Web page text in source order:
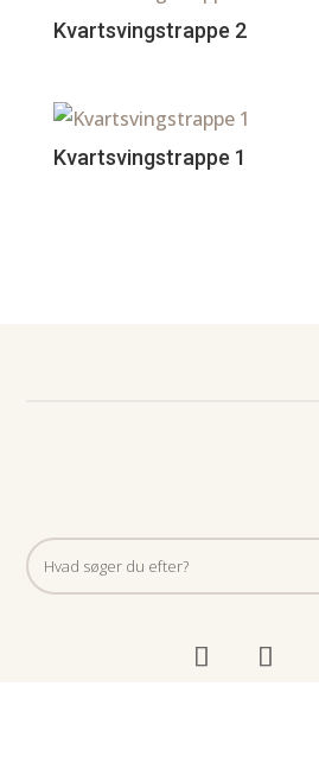
Kvartsvingstrappe 2
Kvartsvingstrappe 1